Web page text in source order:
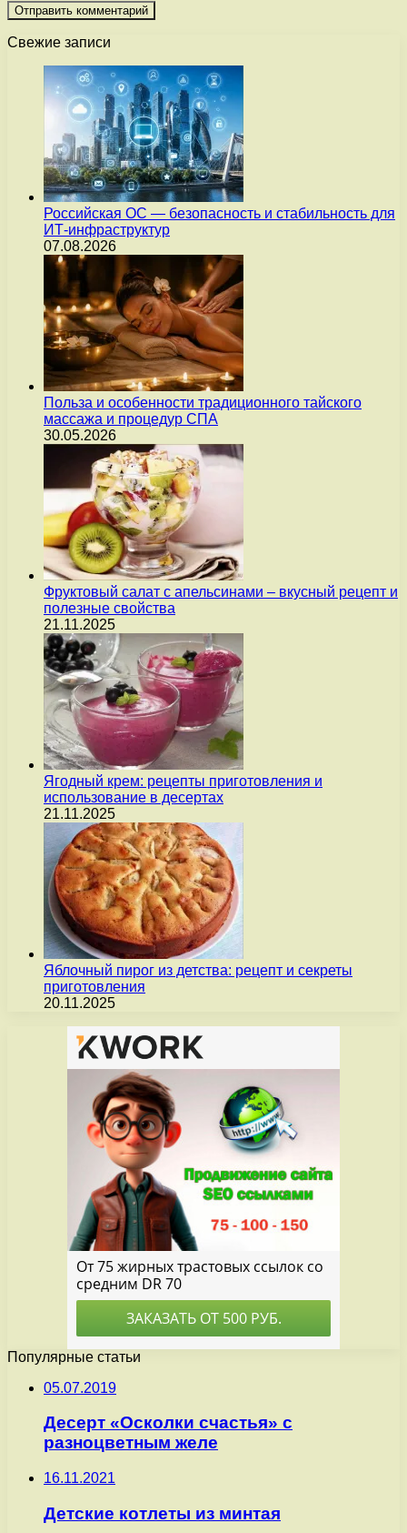
Свежие записи
Российская ОС — безопасность и стабильность для
ИТ-инфраструктур
07.08.2026
Польза и особенности традиционного тайского
массажа и процедур СПА
30.05.2026
Фруктовый салат с апельсинами – вкусный рецепт и
полезные свойства
21.11.2025
Ягодный крем: рецепты приготовления и
использование в десертах
21.11.2025
Яблочный пирог из детства: рецепт и секреты
приготовления
20.11.2025
Популярные статьи
05.07.2019
Десерт «Осколки счастья» с
разноцветным желе
16.11.2021
Детские котлеты из минтая